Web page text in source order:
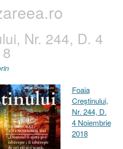
Nr. 244, D. 4
Foaia
Creştinului,
Nr. 244, D.
4 Noiembrie
2018